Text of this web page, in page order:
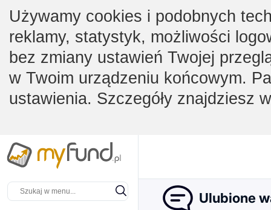
Używamy cookies i podobnych
reklamy, statystyk, możliwości
bez zmiany ustawień Twojej
w Twoim urządzeniu końcowym.
ustawienia. Szczegóły znajdziesz
Ulubione